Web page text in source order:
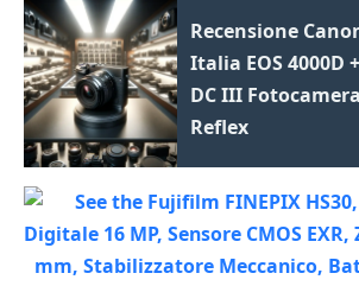
Recensione
Italia EOS 4000D
DC III Fotocamera
Reflex